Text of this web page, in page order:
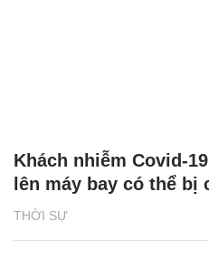
THỜI SỰ
Khách nhiễm Covid-
lên máy bay có thể bị